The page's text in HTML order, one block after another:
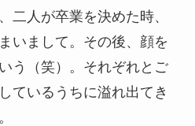
二人が卒業を決めた時、
いまして。その後、顔を
う（笑）。それぞれとご
ているうちに溢れ出てき